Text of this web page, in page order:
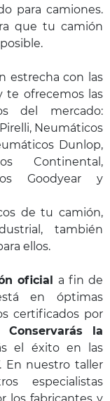
para camiones.
que tu camión
estrecha con las
te ofrecemos las
del mercado:
Neumáticos
Dunlop,
Continental,
Goodyear y
de tu camión,
también
ellos.
oficial a fin de
en óptimas
certificados por
Conservarás la
el éxito en las
En nuestro taller
especialistas
los fabricantes y